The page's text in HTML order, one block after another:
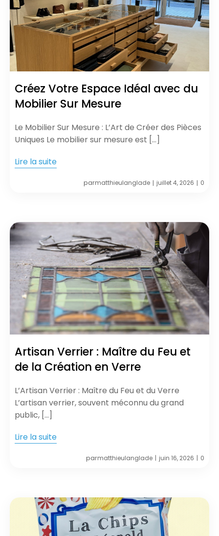
Créez Votre Espace Idéal avec du
Mobilier Sur Mesure
Le Mobilier Sur Mesure : L’Art de Créer des Pièces
Uniques Le mobilier sur mesure est […]
Lire la suite
parmatthieulanglade | juillet 4, 2026 | 0
Artisan Verrier : Maître du Feu et
de la Création en Verre
L’Artisan Verrier : Maître du Feu et du Verre
L’artisan verrier, souvent méconnu du grand
public, […]
Lire la suite
parmatthieulanglade | juin 16, 2026 | 0